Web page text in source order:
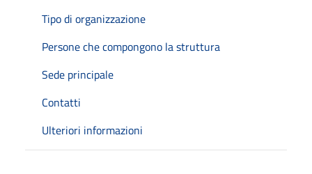
Tipo di organizzazione
Persone che compongono la struttura
Sede principale
Contatti
Ulteriori informazioni